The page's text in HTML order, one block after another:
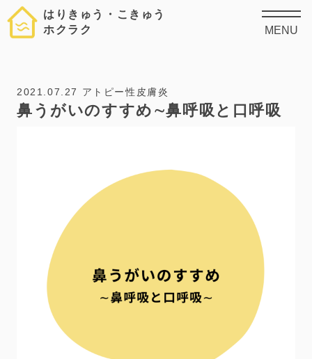
はりきゅう・こきゅう
ホクラク
MENU
2021.07.27 アトピー性皮膚炎
鼻うがいのすすめ∼鼻呼吸と口呼吸